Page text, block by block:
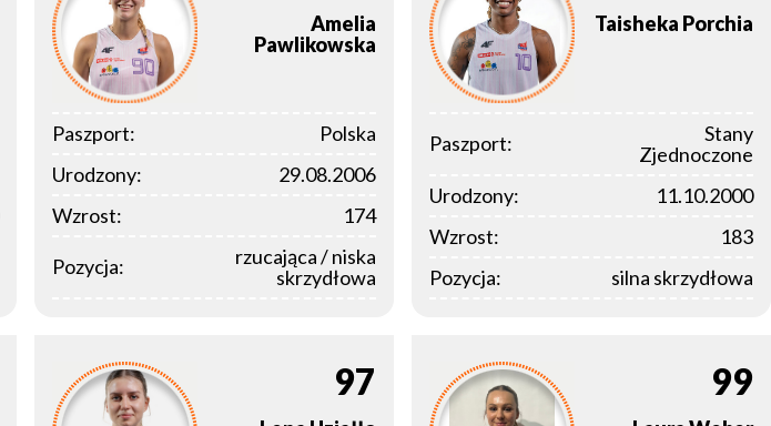
Amelia
Pawlikowska
Paszport:
Polska
Urodzony:
29.08.2006
Wzrost:
174
Pozycja:
rzucająca / niska
skrzydłowa
Taisheka Porchia
Paszport:
Stany
Zjednoczone
Urodzony:
11.10.2000
Wzrost:
183
Pozycja:
silna skrzydłowa
97 99